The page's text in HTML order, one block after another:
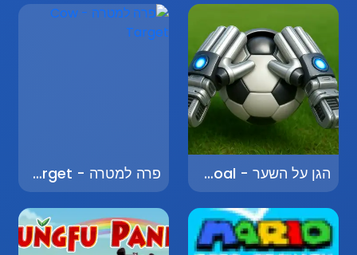
הגן על השער - Defend the Goal פרה למטרה - Cow Target